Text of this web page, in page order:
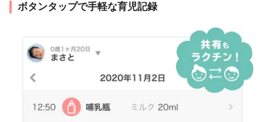
ボタンタップで手軽な育児記録